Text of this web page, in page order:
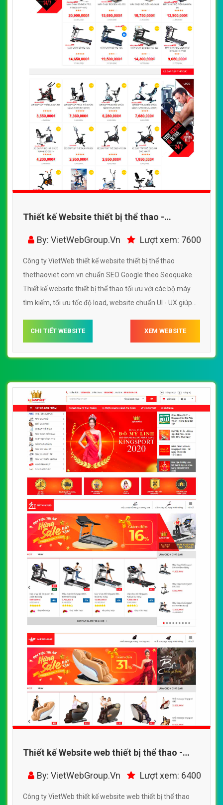
Thiết kế Website thiết bị thể thao -
thethaoviet.com.vn - VietWebGroup.Vn
By: VietWebGroup.Vn Lượt xem: 7600
Công ty VietWeb thiết kế website thiết bị thể thao
thethaoviet.com.vn chuẩn SEO Google theo Seoquake.
Thiết kế website thiết bị thể thao tối ưu với các bộ máy
tìm kiếm, tối ưu tốc độ load, website chuẩn UI - UX giúp
thao thethaoviet.com.vn
CHI TIẾT WEBSITE XEM WEBSITE
Thiết kế Website web thiết bị thể thao -
wwwkingsportvn
By: VietWebGroup.Vn Lượt xem: 6400
Công ty VietWeb thiết kế website web thiết bị thể thao